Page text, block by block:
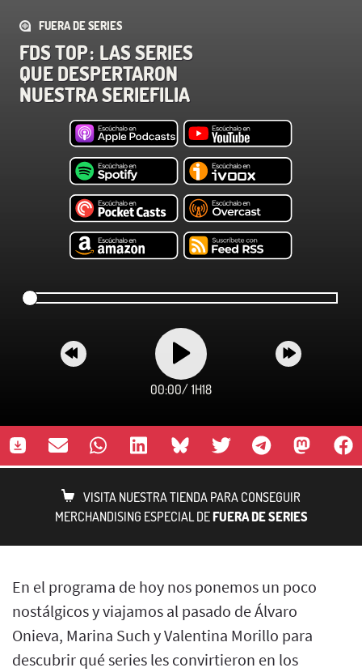
FUERA DE SERIES
FDS TOP : LAS SERIES
QUE DESPERTARON
NUESTRA SERIEFILIA
00:00/ 1H18
VISITA NUESTRA TIENDA PARA CONSEGUIR
MERCHANDISING ESPECIAL DEFUERA DE SERIES
En el programa de hoy nos ponemos un poco
nostálgicos y viajamos al pasado de Álvaro
Onieva, Marina Such y Valentina Morillo para
descubrir qué series les convirtieron en los